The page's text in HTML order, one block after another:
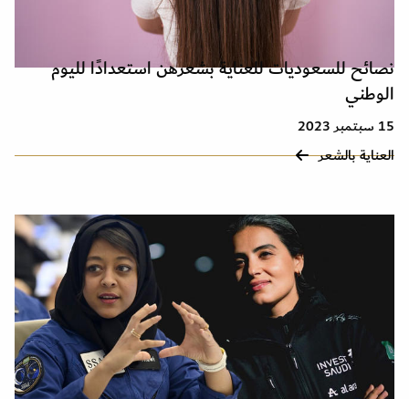
نصائح للسعوديات للعناية بشعرهن استعدادًا لليوم
الوطني
15 سبتمبر 2023
العناية بالشعر